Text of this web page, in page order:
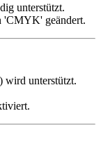
unterstützt.
geändert.
wird unterstützt.